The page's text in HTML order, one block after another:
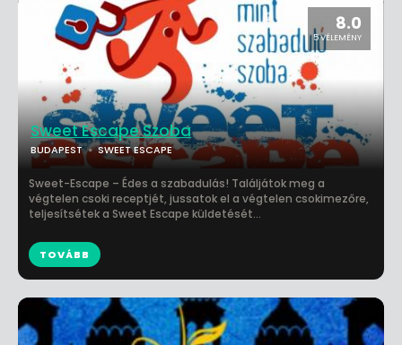
8.0
5 VÉLEMÉNY
Sweet Escape Szoba
BUDAPEST SWEET ESCAPE
Sweet-Escape – Édes a szabadulás! Találjátok meg a
végtelen csoki receptjét, jussatok el a végtelen csokimezőre,
teljesítsétek a Sweet Escape küldetését...
TOVÁBB